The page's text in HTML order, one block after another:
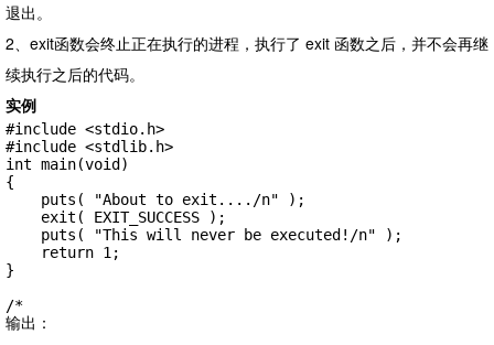
退出。
2、exit函数会终止正在执行的进程，执行了 exit 函数之后，并不会再继
续执行之后的代码。
实例
#include <stdio.h>
#include <stdlib.h>
int main(void)
{
}
/*
输出：